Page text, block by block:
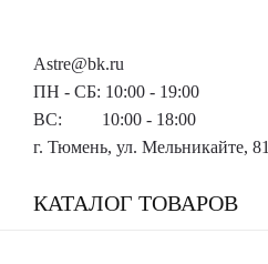
Astre@bk.ru
ПН - СБ: 10:00 - 19:00
ВС: 10:00 - 18:00
г. Тюмень, ул. Мельникайте, 81
КАТАЛОГ ТОВАРОВ